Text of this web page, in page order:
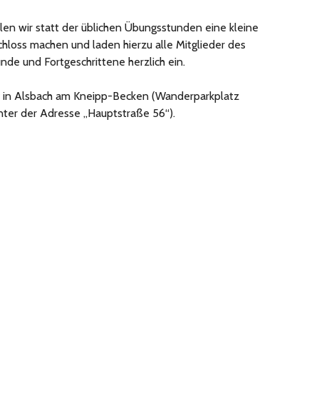
wir statt der üblichen Übungsstunden eine kleine
machen und laden hierzu alle Mitglieder des
und Fortgeschrittene herzlich ein.
Alsbach am Kneipp-Becken (Wanderparkplatz
der Adresse „Hauptstraße 56“).